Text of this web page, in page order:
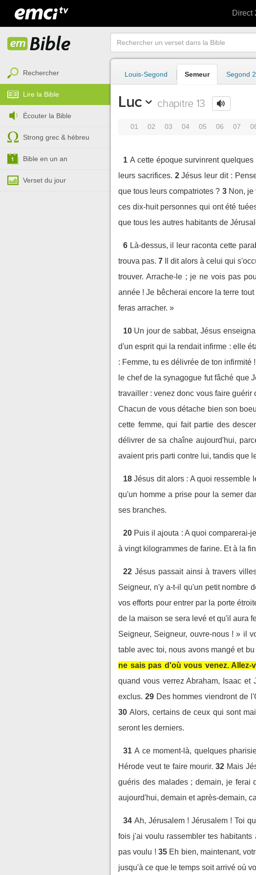
Direct
Rechercher
Lire la Bible
Écouter la Bible
Strong grec & hébreu
Bible en un an
Verset du jour
Louis-Segond Semeur Segond
Luc chapitre 13
01 02 03 04 05 06 07
1 A cette époque survinrent
leurs sacrifices. 2 Jésus leur dit :
que tous leurs compatriotes ? 3 Non, je
ces dix-huit personnes qui ont été
que tous les autres habitants de
6 Là-dessus, il leur raconta cette
trouva pas. 7
Il dit alors à celui qui
trouver. Arrache-le ; je ne vois pas
année ! Je bêcherai encore la terre
feras arracher. »
10 Un jour de sabbat, Jésus
d'un esprit qui la rendait infirme : elle
: Femme, tu es délivrée de ton infirmité !
le chef de la synagogue fut fâché que
travailler : venez donc vous faire
Chacun de vous détache bien son
cette femme, qui fait partie des
délivrer de sa chaîne aujourd'hui,
avaient pris parti contre lui, tandis que
18 Jésus dit alors : A quoi ressemble
qu'un homme a prise pour la semer
ses branches.
20 Puis il ajouta : A quoi comparerai-
à vingt kilogrammes de farine. Et à la
22 Jésus passait ainsi à travers
Seigneur, n'y a-t-il qu'un petit nombre
vos efforts pour entrer par la porte
de la maison se sera levé et qu'il aura
Seigneur, Seigneur, ouvre-nous ! » il
table avec toi, nous avons mangé et
ne sais pas d'où vous venez.
quand vous verrez Abraham, Isaac
exclus. 29 Des hommes viendront de
30 Alors, certains de ceux qui sont
seront les derniers.
31 A ce moment-là, quelques
Hérode veut te faire mourir. 32 Mais
guéris des malades ; demain, je ferai
aujourd'hui, demain et après-demain,
34 Ah, Jérusalem ! Jérusalem ! Toi
fois j'ai voulu rassembler tes
pas voulu ! 35 Eh bien, maintenant,
jusqu'à ce que le temps soit arrivé où